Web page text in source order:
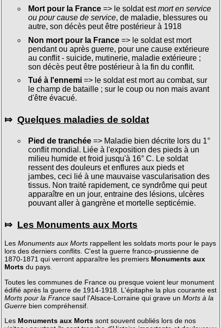
Mort pour la France=> le soldat estmort en service
ou pour cause de service, de maladie, blessures ou
autre, son décès peut être postérieur à 1918
Non mort pour la France=> le soldat est mort
pendant ou après guerre, pour une cause extérieure
au conflit - suicide, mutinerie, maladie extérieure ;
son décès peut être postérieur à la fin du conflit.
Tué à l'ennemi=> le soldat est mort au combat, sur
le champ de bataille ; sur le coup ou non mais avant
d'être évacué.
⤇ Quelques maladies de soldat
Pied de tranchée=> Maladie bien décrite lors du 1°
conflit mondial. Liée à l'exposition des pieds à un
milieu humide et froid jusqu'à 16° C. Le soldat
ressent des douleurs et enflures aux pieds et
jambes, ceci lié à une mauvaise vascularisation des
tissus. Non traité rapidement, ce syndrôme qui peut
apparaître en un jour, entraine des lésions, ulcères
pouvant aller à gangrène et mortelle septicémie.
⤇ Les Monuments aux Morts
Les Monuments aux Mortsrappellent les soldats morts pour le pays
lors des derniers conflits. C'est la guerre franco-prussienne de
1870-1871 qui verront apparaître les premiers Monuments aux
Mortsdu pays.
Toutes les communes de France ou presque voient leur monument
édifié après la guerre de 1914-1918. L'épitaphe la plus courante est
Morts pour la Francesauf l'Alsace-Lorraine qui grave un Morts à la
Guerrebien compréhensif.
Les Monuments aux Mortssont souvent oubliés lors de nos